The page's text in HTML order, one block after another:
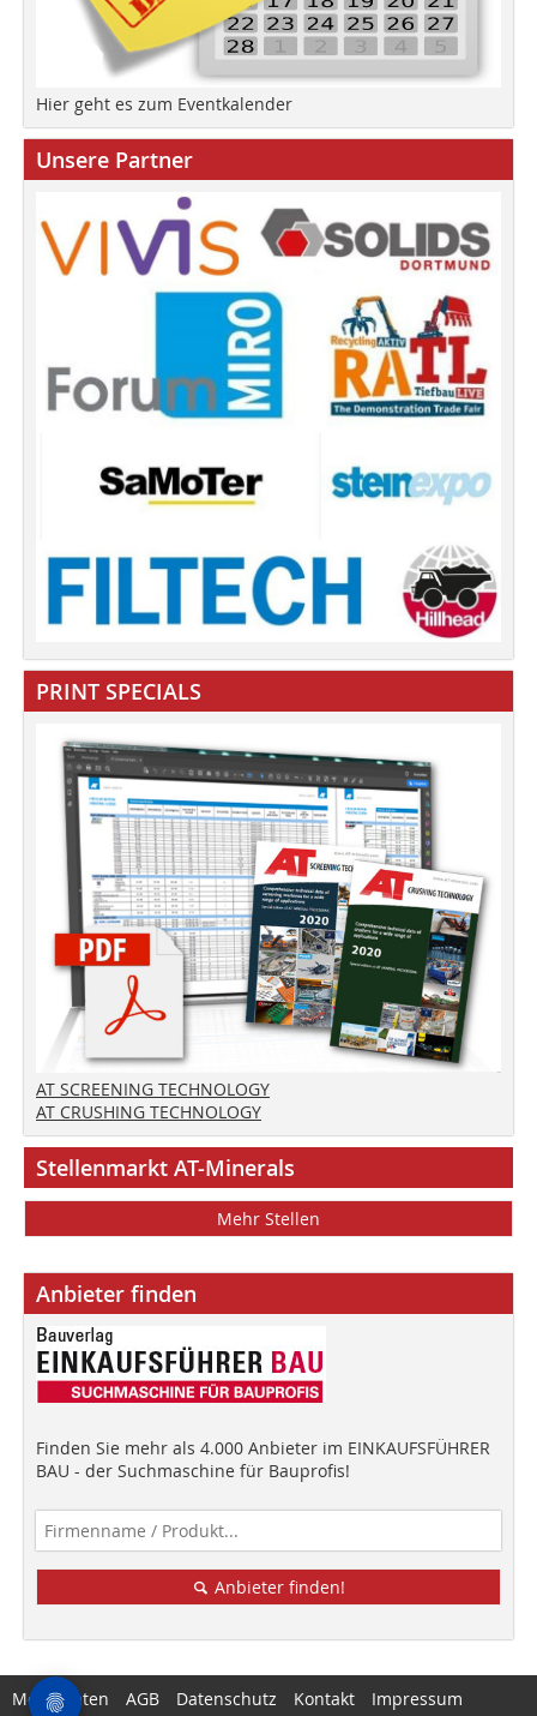
Hier geht es zum Eventkalender
Unsere Partner
PRINT SPECIALS
AT SCREENING TECHNOLOGY
AT CRUSHING TECHNOLOGY
Stellenmarkt AT-Minerals
Mehr Stellen
Anbieter finden
Finden Sie mehr als 4.000 Anbieter im EINKAUFSFÜHRER
BAU - der Suchmaschine für Bauprofis!
Anbieter finden!
Mediadaten AGB Datenschutz Kontakt Impressum